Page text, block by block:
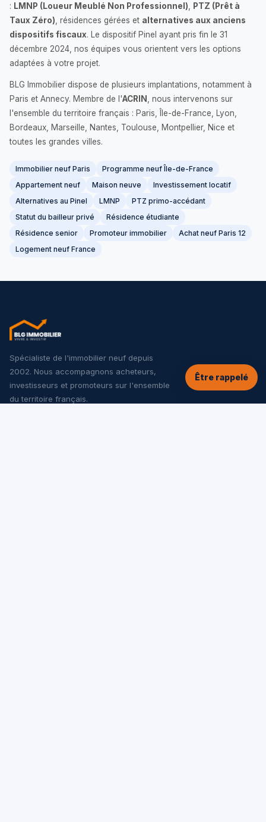
: LMNP (Loueur Meublé Non Professionnel)
PTZ (Prêt à
Taux Zéro) , résidences gérées et alternatives aux anciens
dispositifs fiscaux. Le dispositif Pinel ayant pris fin le 31
décembre 2024, nos équipes vous orientent vers les options
adaptées à votre projet.
BLG Immobilier dispose de plusieurs implantations, notamment à
Paris et Annecy. Membre de l'ACRIN
, nous intervenons sur
l'ensemble du territoire français : Paris, Île-de-France, Lyon,
Bordeaux, Marseille, Nantes, Toulouse, Montpellier, Nice et
toutes les grandes villes.
Immobilier neuf Paris
Programme neuf Île-de-France
Appartement neuf
Maison neuve
Investissement locatif
Alternatives au Pinel
LMNP
PTZ primo-accédant
Statut du bailleur privé
Résidence étudiante
Résidence senior
Promoteur immobilier
Achat neuf Paris 12
Logement neuf France
Spécialiste de l'immobilier neuf depuis
2002. Nous accompagnons acheteurs,
investisseurs et promoteurs sur l'ensemble
du territoire français.
Être rappelé